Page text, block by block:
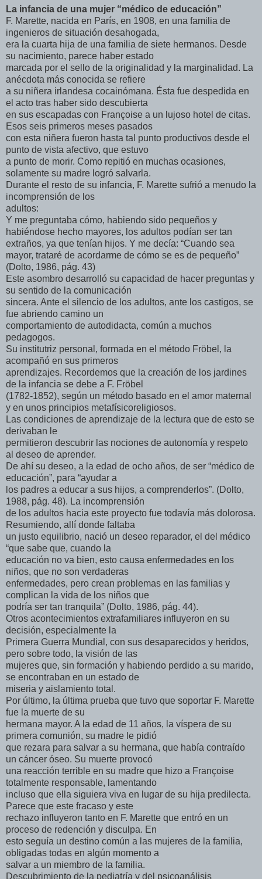
La infancia de una mujer “médico de educación”
F. Marette, nacida en París, en 1908, en una familia de
ingenieros de situación desahogada,
era la cuarta hija de una familia de siete hermanos. Desde
su nacimiento, parece haber estado
marcada por el sello de la originalidad y la marginalidad. La
anécdota más conocida se refiere
a su niñera irlandesa cocainómana. Ésta fue despedida en
el acto tras haber sido descubierta
en sus escapadas con Françoise a un lujoso hotel de citas.
Esos seis primeros meses pasados
con esta niñera fueron hasta tal punto productivos desde el
punto de vista afectivo, que estuvo
a punto de morir. Como repitió en muchas ocasiones,
solamente su madre logró salvarla.
Durante el resto de su infancia, F. Marette sufrió a menudo la
incomprensión de los
adultos:
Y me preguntaba cómo, habiendo sido pequeños y
habiéndose hecho mayores, los adultos podían ser tan
extraños, ya que tenían hijos. Y me decía: “Cuando sea
mayor, trataré de acordarme de cómo se es de pequeño”
(Dolto, 1986, pág. 43)
Este asombro desarrolló su capacidad de hacer preguntas y
su sentido de la comunicación
sincera. Ante el silencio de los adultos, ante los castigos, se
fue abriendo camino un
comportamiento de autodidacta, común a muchos
pedagogos.
Su institutriz personal, formada en el método Fröbel, la
acompañó en sus primeros
aprendizajes. Recordemos que la creación de los jardines
de la infancia se debe a F. Fröbel
(1782-1852), según un método basado en el amor maternal
y en unos principios metafísicoreligiosos.
Las condiciones de aprendizaje de la lectura que de esto se
derivaban le
permitieron descubrir las nociones de autonomía y respeto
al deseo de aprender.
De ahí su deseo, a la edad de ocho años, de ser “médico de
educación”, para “ayudar a
los padres a educar a sus hijos, a comprenderlos”. (Dolto,
1988, pág. 48). La incomprensión
de los adultos hacia este proyecto fue todavía más dolorosa.
Resumiendo, allí donde faltaba
un justo equilibrio, nació un deseo reparador, el del médico
“que sabe que, cuando la
educación no va bien, esto causa enfermedades en los
niños, que no son verdaderas
enfermedades, pero crean problemas en las familias y
complican la vida de los niños que
podría ser tan tranquila” (Dolto, 1986, pág. 44).
Otros acontecimientos extrafamiliares influyeron en su
decisión, especialmente la
Primera Guerra Mundial, con sus desaparecidos y heridos,
pero sobre todo, la visión de las
mujeres que, sin formación y habiendo perdido a su marido,
se encontraban en un estado de
miseria y aislamiento total.
Por último, la última prueba que tuvo que soportar F. Marette
fue la muerte de su
hermana mayor. A la edad de 11 años, la víspera de su
primera comunión, su madre le pidió
que rezara para salvar a su hermana, que había contraído
un cáncer óseo. Su muerte provocó
una reacción terrible en su madre que hizo a Françoise
totalmente responsable, lamentando
incluso que ella siguiera viva en lugar de su hija predilecta.
Parece que este fracaso y este
rechazo influyeron tanto en F. Marette que entró en un
proceso de redención y disculpa. En
esto seguía un destino común a las mujeres de la familia,
obligadas todas en algún momento a
salvar a un miembro de la familia.
Descubrimiento de la pediatría y del psicoanálisis